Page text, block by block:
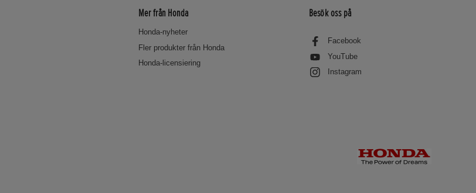
Mer från Honda
Honda-nyheter
Fler produkter från Honda
Honda-licensiering
Besök oss på
Facebook
YouTube
Instagram